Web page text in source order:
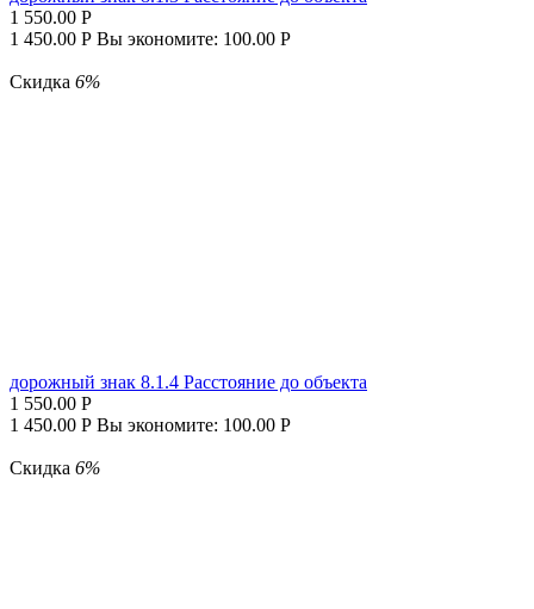
1 550.00 Р
1 450.00 Р Вы экономите: 100.00 Р
Скидка 6%
дорожный знак 8.1.4 Расстояние до объекта
1 550.00 Р
1 450.00 Р Вы экономите: 100.00 Р
Скидка 6%